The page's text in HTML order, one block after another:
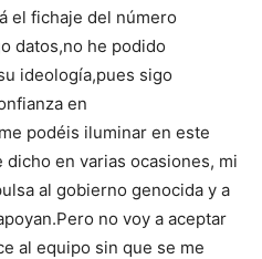
el fichaje del número
datos,no he podido
ideología,pues sigo
en
podéis iluminar en este
dicho en varias ocasiones, mi
al gobierno genocida y a
no voy a aceptar
al equipo sin que se me